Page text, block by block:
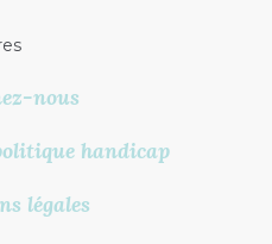
nous
handicap
légales